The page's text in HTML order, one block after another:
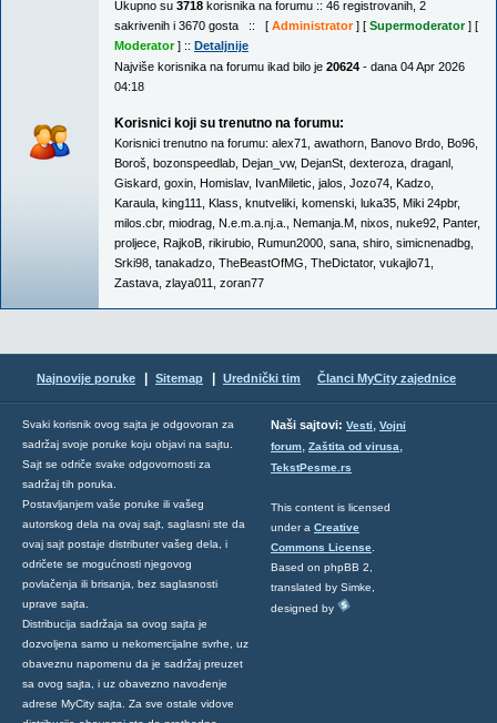
Ukupno su 3718 korisnika na forumu :: 46 registrovanih, 2
sakrivenih i 3670 gosta :: [ Administrator] [ Supermoderator] [
Moderator] :: Detaljnije
Najviše korisnika na forumu ikad bilo je 20624 - dana 04 Apr 2026
04:18
Korisnici koji su trenutno na forumu:
Korisnici trenutno na forumu: alex71 awathorn Banovo Brdo Bo96
Boroš bozonspeedlab Dejan_vw, DejanSt dexteroza draganl
Giskard goxin Homislav, IvanMiletic jalos Jozo74 Kadzo
Karaula king111 Klass knutveliki komenski luka35 Miki 24pbr,
milos.cbr, miodrag N.e.m.a.nj.a. Nemanja.M nixos nuke92 Panter,
proljece RajkoB rikirubio Rumun2000 sana shiro simicnenadbg
Srki98 tanakadzo TheBeastOfMG TheDictator, vukajlo71
Zastava zlaya011 zoran77
Najnovije poruke Sitemap Urednički tim Članci MyCity zajednice
Svaki korisnik ovog sajta je odgovoran za
sadržaj svoje poruke koju objavi na sajtu.
Sajt se odriče svake odgovornosti za
sadržaj tih poruka.
Postavljanjem vaše poruke ili vašeg
autorskog dela na ovaj sajt, saglasni ste da
ovaj sajt postaje distributer vašeg dela, i
odričete se mogućnosti njegovog
povlačenja ili brisanja, bez saglasnosti
uprave sajta.
Distribucija sadržaja sa ovog sajta je
dozvoljena samo u nekomercijalne svrhe, uz
obaveznu napomenu da je sadržaj preuzet
sa ovog sajta, i uz obavezno navođenje
adrese MyCity sajta. Za sve ostale vidove
Naši sajtovi: Vesti, Vojni
forum, Zaštita od virusa,
TekstPesme.rs
This content is licensed
under a Creative
Commons License
Based on phpBB 2,
translated by Simke,
designed by